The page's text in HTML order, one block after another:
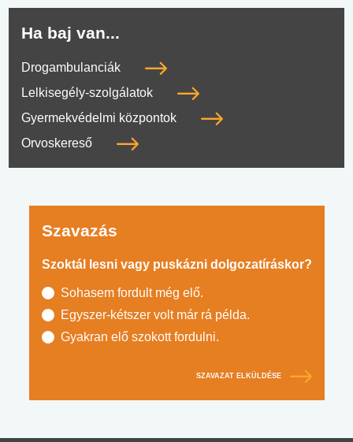
Ha baj van...
Drogambulanciák
Lelkisegély-szolgálatok
Gyermekvédelmi központok
Orvoskereső
Szavazás
Szoktál lesni vagy puskázni dolgozatíráskor?
Sohasem fordult még elő.
Egyszer-kétszer volt már rá példa.
Gyakran elő szokott fordulni.
SZAVAZAT ELKÜLDÉSE